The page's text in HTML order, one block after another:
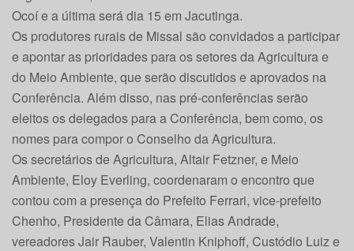
Ocoí e a última será dia 15 em Jacutinga.
Os produtores rurais de Missal são convidados a participar
e apontar as prioridades para os setores da Agricultura e
do Meio Ambiente, que serão discutidos e aprovados na
Conferência. Além disso, nas pré-conferências serão
eleitos os delegados para a Conferência, bem como, os
nomes para compor o Conselho da Agricultura.
Os secretários de Agricultura, Altair Fetzner, e Meio
Ambiente, Eloy Everling, coordenaram o encontro que
contou com a presença do Prefeito Ferrari, vice-prefeito
Chenho, Presidente da Câmara, Elias Andrade,
vereadores Jair Rauber, Valentin Kniphoff, Custódio Luiz e